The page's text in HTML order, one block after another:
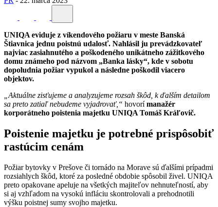
UNIQA eviduje z víkendového požiaru v meste Banská
Štiavnica jednu poistnú udalosť. Nahlásil ju prevádzkovateľ
najviac zasiahnutého a poškodeného unikátneho zážitkového
domu známeho pod názvom „Banka lásky“, kde v sobotu
dopoludnia požiar vypukol a následne poškodil viacero
objektov.
„Aktuálne zisťujeme a analyzujeme rozsah škôd, k ďalším detailom
sa preto zatiaľ nebudeme vyjadrovať,“ hovorímanažér
korporátneho poistenia majetku UNIQA Tomáš Kráľovič.
Poistenie majetku je potrebné prispôsobiť
rastúcim cenám
Požiar bytovky v Prešove či tornádo na Morave sú ďalšími prípadmi
rozsiahlych škôd, ktoré za posledné obdobie spôsobil živel. UNIQA
preto opakovane apeluje na všetkých majiteľov nehnuteľností, aby
si aj vzhľadom na vysokú infláciu skontrolovali a prehodnotili
výšku poistnej sumy svojho majetku.